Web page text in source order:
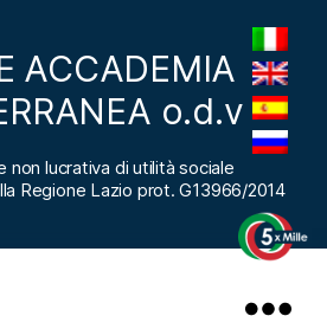
ACCADEMIA
o.d.v
non lucrativa di utilità sociale
Regione Lazio prot. G13966/2014